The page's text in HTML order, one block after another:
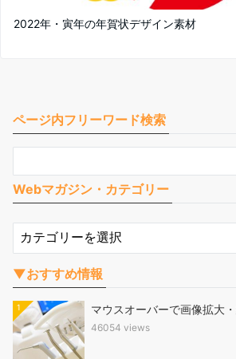
2022年・寅年の年賀状デザイン素材
ページ内フリーワード検索
Webマガジン・カテゴリー
▼おすすめ情報
1 マウスオーバーで画像拡大
46054 views